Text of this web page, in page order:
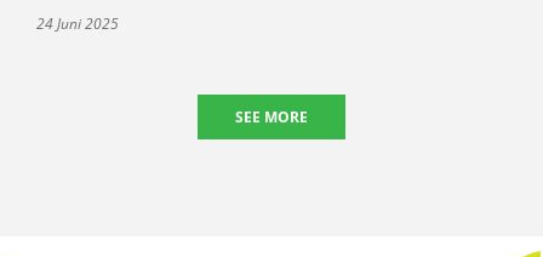
24 Juni 2025
SEE MORE